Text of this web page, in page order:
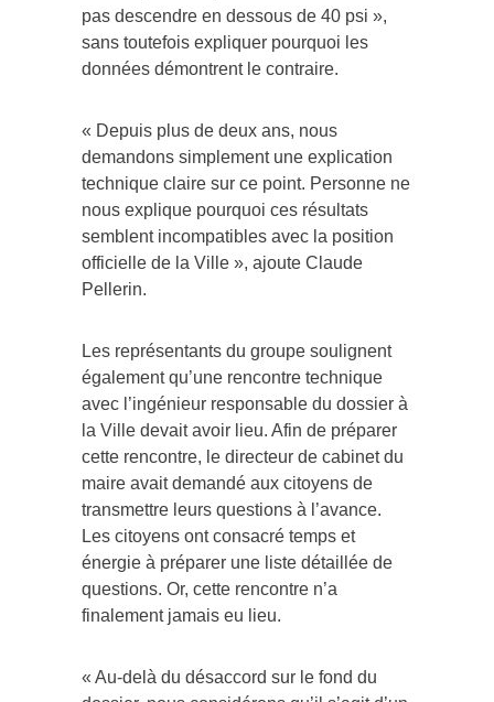
pas descendre en dessous de 40 psi »,
sans toutefois expliquer pourquoi les
données démontrent le contraire.
« Depuis plus de deux ans, nous
demandons simplement une explication
technique claire sur ce point. Personne ne
nous explique pourquoi ces résultats
semblent incompatibles avec la position
officielle de la Ville », ajoute Claude
Pellerin.
Les représentants du groupe soulignent
également qu’une rencontre technique
avec l’ingénieur responsable du dossier à
la Ville devait avoir lieu. Afin de préparer
cette rencontre, le directeur de cabinet du
maire avait demandé aux citoyens de
transmettre leurs questions à l’avance.
Les citoyens ont consacré temps et
énergie à préparer une liste détaillée de
questions. Or, cette rencontre n’a
finalement jamais eu lieu.
« Au-delà du désaccord sur le fond du